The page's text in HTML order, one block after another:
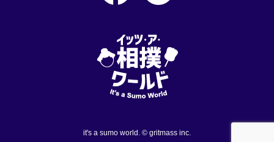
it's a sumo world. © gritmass inc.